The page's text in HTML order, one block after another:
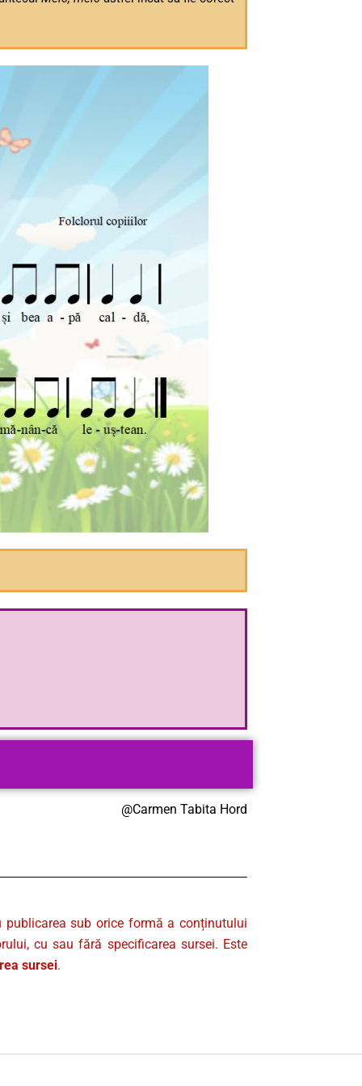
@Carmen Tabita Hord
publicarea sub orice formă a conținutului
cu sau fără specificarea sursei. Este
sursei.